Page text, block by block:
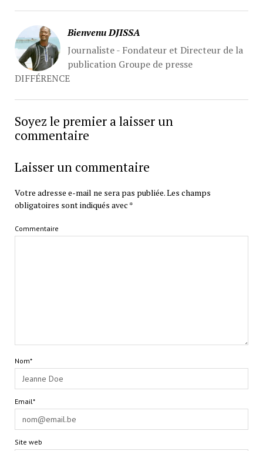
Bienvenu DJISSA
Journaliste - Fondateur et Directeur de la
publication Groupe de presse
DIFFÉRENCE
Soyez le premier a laisser un
commentaire
Laisser un commentaire
Votre adresse e-mail ne sera pas publiée.Les champs
obligatoires sont indiqués avec *
Commentaire
Nom*
Email*
Site web